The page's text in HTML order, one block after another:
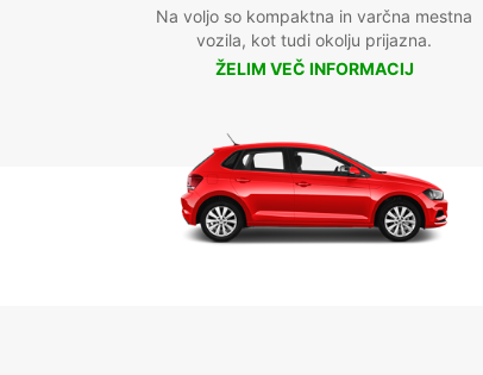
Na voljo so kompaktna in varčna mestna
vozila, kot tudi okolju prijazna.
ŽELIM VEČ INFORMACIJ